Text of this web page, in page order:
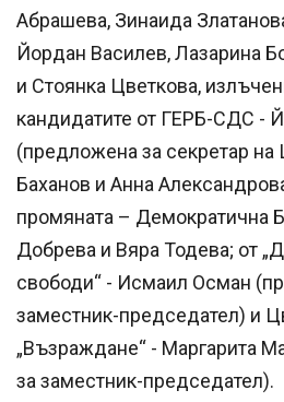
Абрашева, Зинаида
Йордан Василев, Лазарина
и Стоянка Цветкова,
кандидатите от ГЕРБ-СДС -
(предложена за секретар на
Баханов и Анна
промяната – Демократична
Добрева и Вяра Тодева; от
свободи“ - Исмаил Осман
заместник-председател) и
„Възраждане“ - Маргарита
за заместник-председател).